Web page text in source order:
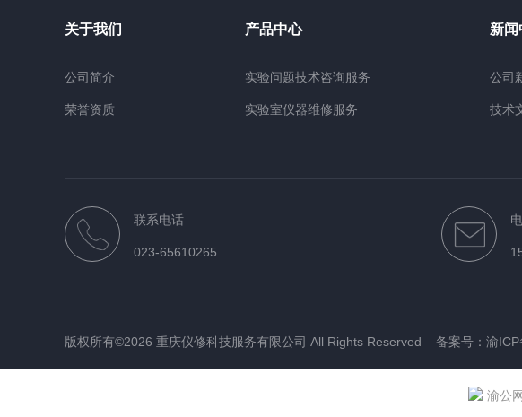
关于我们
公司简介
荣誉资质
产品中心
实验问题技术咨询服务
实验室仪器维修服务
新闻
公司
技术
联系电话
023-65610265
版权所有©2026 重庆仪修科技服务有限公司 All Rights Reserved 备案号：渝
渝公